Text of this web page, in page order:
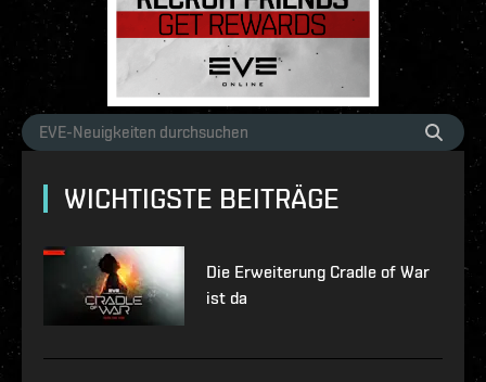
WICHTIGSTE BEITRÄGE
Die Erweiterung Cradle of War
ist da